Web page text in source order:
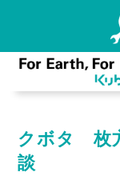
クボタ 枚
談